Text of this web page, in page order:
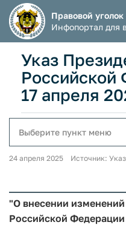
Правовой
Инфопортал для
Указ
Российской
17 апреля
Выберите пункт меню
24 апреля 2025 Источник:
"О внесении
Российской Федерации